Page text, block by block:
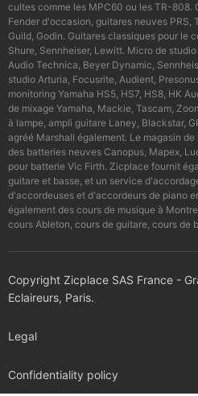
cultes comme les MPC60 ou les TR-808.
Fender d'occasion, guitares neuves PRS,
Guild, Godin. Guitares classiques pour le
Shure, Sennheiser, Lewitt. Micro de
Audio Technica, Beyer Dynamic,
studio Arturia, Focusrite, Audient,
monitoring Yamaha HS5, HS7, HS8, HK
de mixage Yamaha, Mackie, Tascam,
à lampe, ampli guitare Laney, Blackstar,
agréé Marshall également. Le magasin
des batteries neuves Canopus, Mapex,
pour batterie Vic Firth. Zicplace fournit
guitare et basse, et un service
d'accordeuses et d'accordeurs de piano
également des cours de musique à
cours Ableton, cours de guitare, cours de
Copyright Zicplace SAS France -
Eclaireurs, Paris.
Legal
Confidentiality policy